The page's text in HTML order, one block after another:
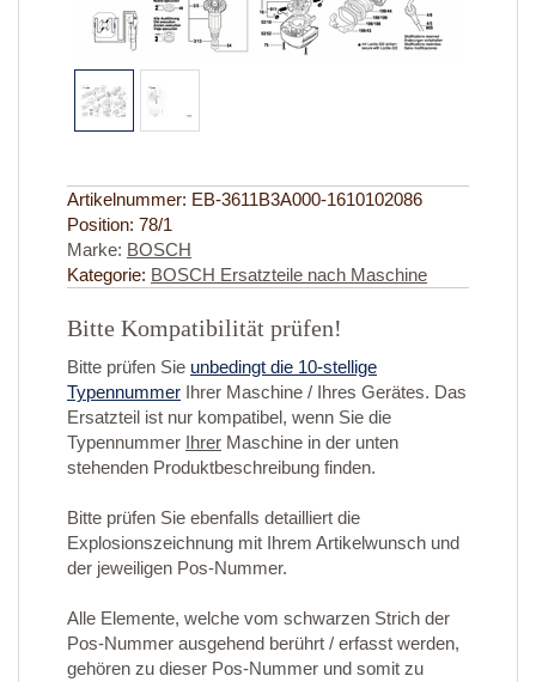
Artikelnummer: EB-3611B3A000-1610102086
Position: 78/1
Marke: BOSCH
Kategorie: BOSCH Ersatzteile nach Maschine
Bitte Kompatibilität prüfen!
Bitte prüfen Sie unbedingt die 10-stellige
Typennummer Ihrer Maschine / Ihres Gerätes. Das
Ersatzteil ist nur kompatibel, wenn Sie die
Typennummer Ihrer Maschine in der unten
stehenden Produktbeschreibung finden.
Bitte prüfen Sie ebenfalls detailliert die
Explosionszeichnung mit Ihrem Artikelwunsch und
der jeweiligen Pos-Nummer.
Alle Elemente, welche vom schwarzen Strich der
Pos-Nummer ausgehend berührt / erfasst werden,
gehören zu dieser Pos-Nummer und somit zu